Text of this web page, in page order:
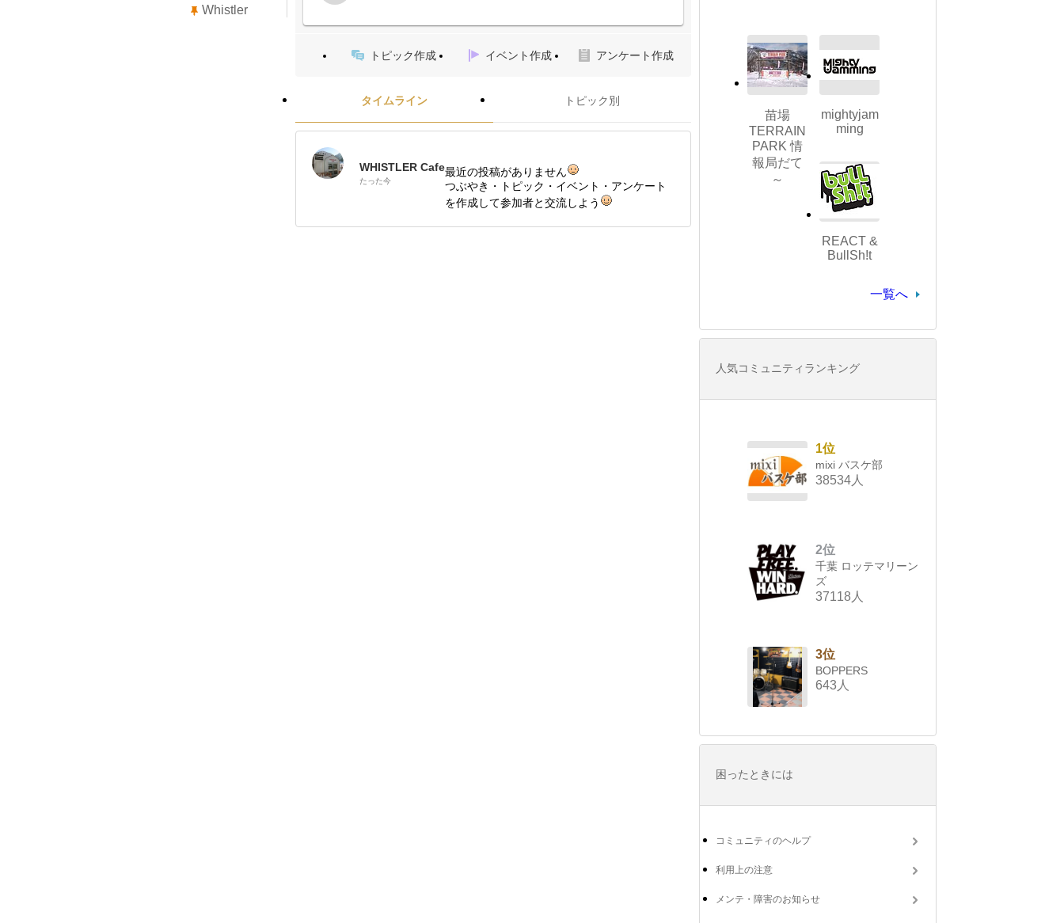
トピック作成 イベント作成 アンケート作成
タイムライン トピック別
WHISTLER Cafe
たった今
最近の投稿がありません
つぶやき・トピック・イベント・アンケート
を作成して参加者と交流しよう
Whistler
苗場
TERRAIN
PARK 情
報局だて
～
mightyjam
ming
REACT &
BullSh!t
一覧へ
人気コミュニティランキング
1位
mixi バスケ部
38534人
2位
千葉 ロッテマリーン
ズ
37118人
3位
BOPPERS
643人
困ったときには
コミュニティのヘルプ
利用上の注意
メンテ・障害のお知らせ